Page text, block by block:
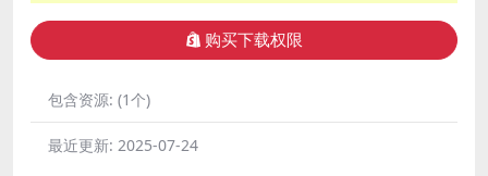
购买下载权限
包含资源: (1个)
最近更新: 2025-07-24